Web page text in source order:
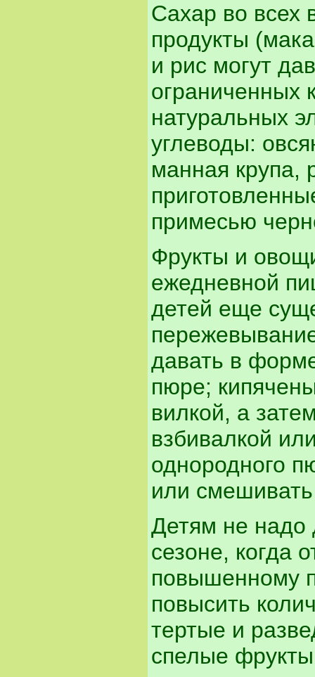
Сахар во всех
продукты
и рис могут
ограниченных
натуральных
углеводы:
манная крупа,
примесью
Фрукты и
ежедневной
детей еще
давать в
пюре;
вилкой, а
взбивалкой
однородного
или
Детям не надо
сезоне, когда
повышенному
повысить
тертые и
спелые